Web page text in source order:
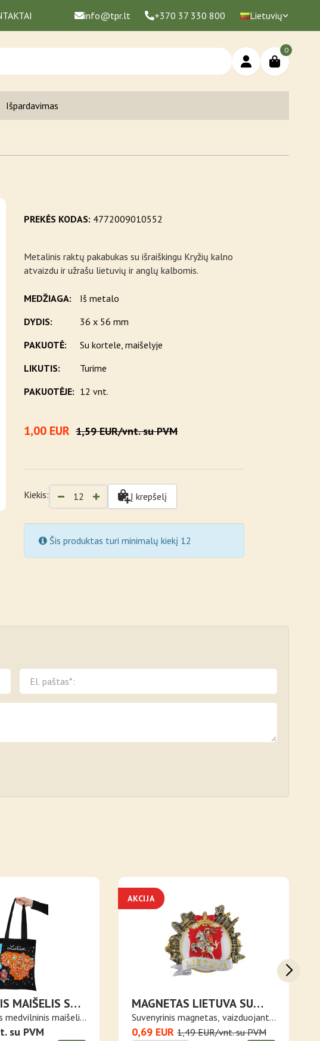
info@tpr.lt +370 37 330 800 Lietuvių
0
Išpardavimas
PREKĖS KODAS: 4772009010552
Metalinis raktų pakabukas su išraiškingu Kryžių kalno
atvaizdu ir užrašu lietuvių ir anglų kalbomis.
MEDŽIAGA:
Iš metalo
DYDIS:
36 x 56 mm
PAKUOTĖ:
Su kortele, maišelyje
LIKUTIS:
Turime
PAKUOTĖJE: 12 vnt.
1,00 EUR 1,59 EUR/vnt. su PVM
Kiekis: Į krepšelį
Šis produktas turi minimalų kiekį 12
MAIŠELIS SU
medvilninis maišelis,
su PVM
AKCIJA
MAGNETAS LIETUVA SU
VYČIU IR MIESTŲ
PASTATAIS
Suvenyrinis magnetas, vaizduojantis
Li..
0,69 EUR 1,49 EUR/vnt. su PVM